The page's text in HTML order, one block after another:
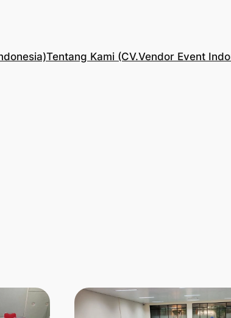
Tentang Kami (CV.Vendor Event